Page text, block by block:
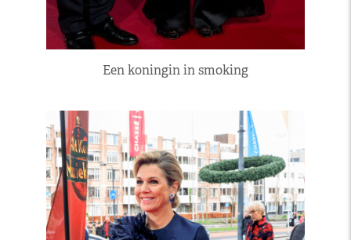
Een koningin in smoking